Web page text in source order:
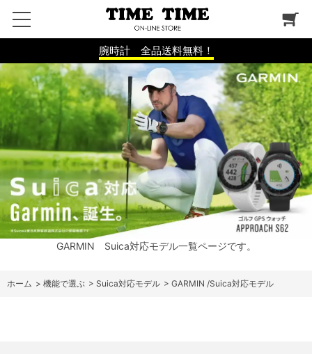
腕時計 全品送料無料！
GARMIN Suica対応モデル一覧ページです。
ホーム > 機能で選ぶ > Suica対応モデル > GARMIN /Suica対応モデル